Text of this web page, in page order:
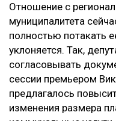
Отношение с
муниципалитета
полностью потакать
уклоняется. Так,
согласовывать
сессии премьером
предлагалось
изменения размера